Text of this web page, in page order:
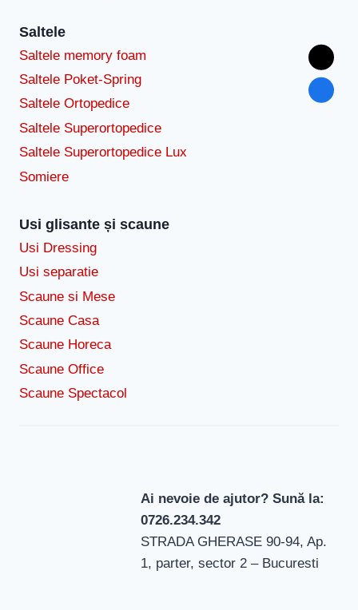
Saltele
Saltele memory foam
Saltele Poket-Spring
Saltele Ortopedice
Saltele Superortopedice
Saltele Superortopedice Lux
Somiere
Usi glisante și scaune
Usi Dressing
Usi separatie
Scaune si Mese
Scaune Casa
Scaune Horeca
Scaune Office
Scaune Spectacol
Ai nevoie de ajutor? Sună la:
0726.234.342
STRADA GHERASE 90-94, Ap.
1, parter, sector 2 – Bucuresti